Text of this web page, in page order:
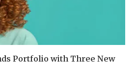
Portfolio with Three New